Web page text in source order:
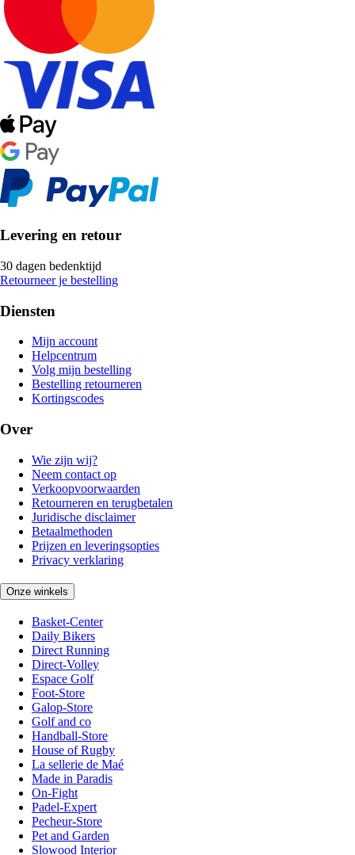
Levering en retour
30 dagen bedenktijd
Retourneer je bestelling
Diensten
Mijn account
Helpcentrum
Volg mijn bestelling
Bestelling retourneren
Kortingscodes
Over
Wie zijn wij?
Neem contact op
Verkoopvoorwaarden
Retourneren en terugbetalen
Juridische disclaimer
Betaalmethoden
Prijzen en leveringsopties
Privacy verklaring
Onze winkels
Basket-Center
Daily Bikers
Direct Running
Direct-Volley
Espace Golf
Foot-Store
Galop-Store
Golf and co
Handball-Store
House of Rugby
La sellerie de Maé
Made in Paradis
On-Fight
Padel-Expert
Pecheur-Store
Pet and Garden
Slowood Interior